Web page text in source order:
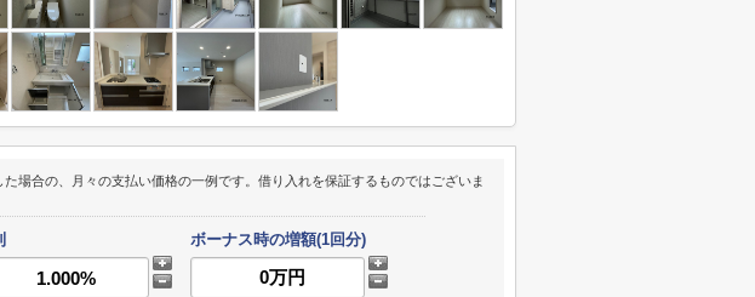
た場合の、月々の支払い価格の一例です。借り入れを保証するものではございま
ボーナス時の増額(1回分)